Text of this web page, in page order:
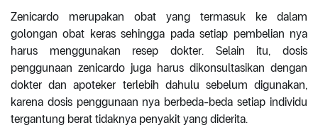
Zenicardo merupakan obat yang termasuk ke dalam
golongan obat keras sehingga pada setiap pembelian nya
harus menggunakan resep dokter. Selain itu, dosis
penggunaan zenicardo juga harus dikonsultasikan dengan
dokter dan apoteker terlebih dahulu sebelum digunakan,
karena dosis penggunaan nya berbeda-beda setiap individu
tergantung berat tidaknya penyakit yang diderita.